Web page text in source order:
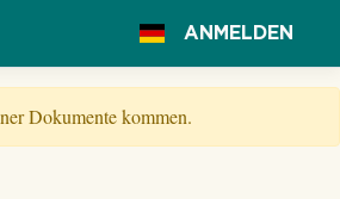
ANMELDEN
Dokumente kommen.